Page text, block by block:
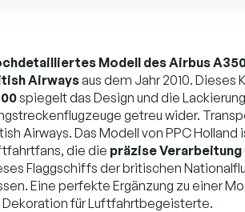
Modell des Airbus
Airwaysaus dem Jahr 2010.
spiegelt das Design und die
getreu wider.
Airways. Das Modell von PPC Holland
die die präzise Verarbeitung
Flaggschiffs der britischen
Eine perfekte Ergänzung zu einer
Dekoration für Luftfahrtbegeisterte.